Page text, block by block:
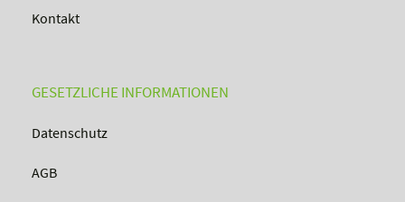
Kontakt
GESETZLICHE INFORMATIONEN
Datenschutz
AGB